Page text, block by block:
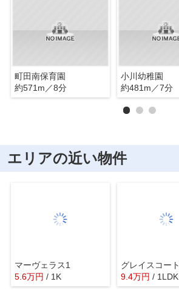
町田南保育園
約571m／8分
小川幼稚園
約481m／7分
エリアの近い物件
マーヴェラス1
5.6万円 / 1K
グレイスコート
9.4万円 / 1LDK